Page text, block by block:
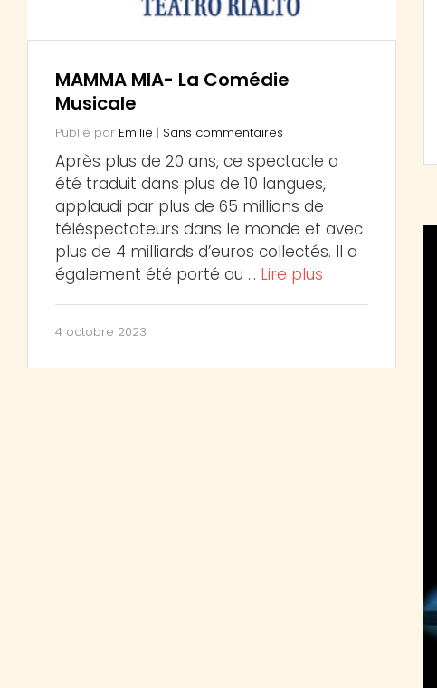
MAMMA MIA- La Comédie
Musicale
Publié par Emilie | Sans commentaires
Après plus de 20 ans, ce spectacle a
été traduit dans plus de 10 langues,
applaudi par plus de 65 millions de
téléspectateurs dans le monde et avec
plus de 4 milliards d’euros collectés. Il a
également été porté au … Lire plus
4 octobre 2023